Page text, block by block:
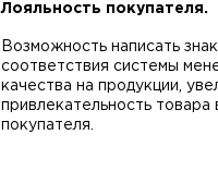
Лояльность покупателя.
Возможность написать знак
соответствия системы
качества на продукции,
привлекательность товара
покупателя.